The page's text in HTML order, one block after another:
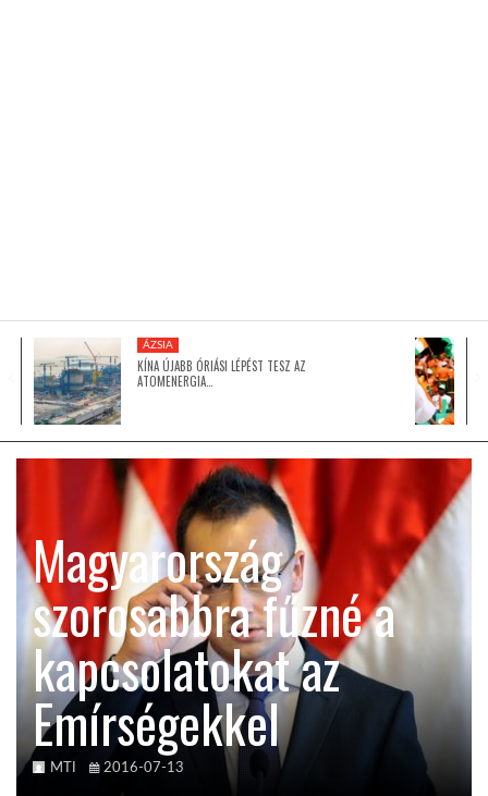
GLOBOTV BP
TROPICALMAGAZIN
GLOBOTV
AFRIKA TUDÁSTÁR
A NAP SZÉPE
ÁZSIA
KÍNA ÚJABB ÓRIÁSI LÉPÉST TESZ AZ
ATOMENERGIA…
Magyarország
szorosabbra fűzné a
kapcsolatokat az
Emírségekkel
MTI 2016-07-13